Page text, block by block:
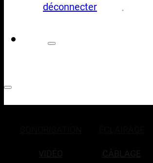
déconnecter